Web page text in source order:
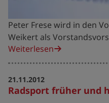
Peter Frese wird in den
Weikert als
Weiterlesen
Radsport früher und
21.11.2012